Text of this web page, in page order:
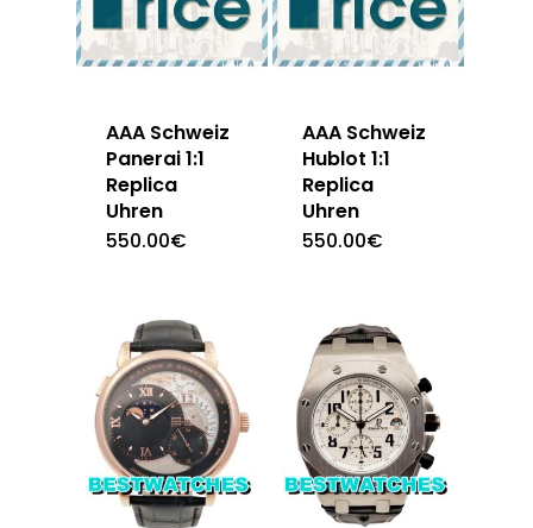
AAA Schweiz
Panerai 1:1
Replica
Uhren
550.00€
AAA Schweiz
Hublot 1:1
Replica
Uhren
550.00€